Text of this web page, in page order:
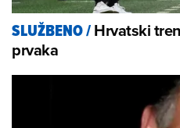
SLUŽBENO/Hrvatski
prvaka